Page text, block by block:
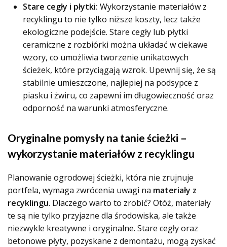
Stare cegły i płytki: Wykorzystanie materiałów z
recyklingu to nie tylko niższe koszty, lecz także
ekologiczne podejście. Stare cegły lub płytki
ceramiczne z rozbiórki można układać w ciekawe
wzory, co umożliwia tworzenie unikatowych
ścieżek, które przyciągają wzrok. Upewnij się, że są
stabilnie umieszczone, najlepiej na podsypce z
piasku i żwiru, co zapewni im długowieczność oraz
odporność na warunki atmosferyczne.
Oryginalne pomysły na tanie ścieżki –
wykorzystanie materiałów z recyklingu
Planowanie ogrodowej ścieżki, która nie zrujnuje
portfela, wymaga zwrócenia uwagi na materiały z
recyklingu. Dlaczego warto to zrobić? Otóż, materiały
te są nie tylko przyjazne dla środowiska, ale także
niezwykle kreatywne i oryginalne. Stare cegły oraz
betonowe płyty, pozyskane z demontażu, mogą zyskać